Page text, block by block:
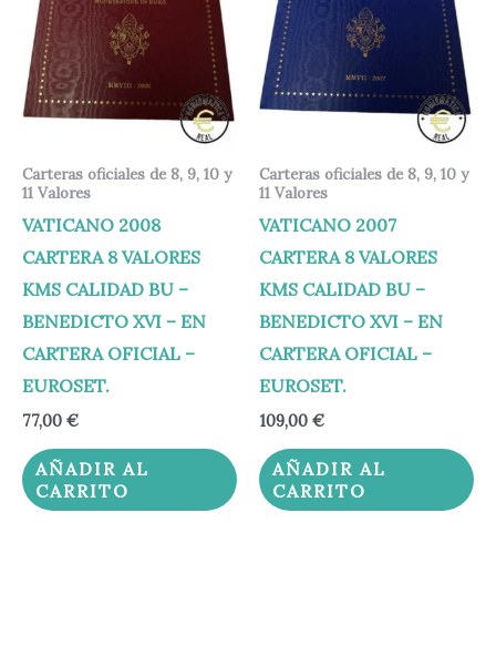
Carteras oficiales de 8, 9, 10 y
11 Valores
VATICANO 2008
CARTERA 8 VALORES
KMS CALIDAD BU –
BENEDICTO XVI – EN
CARTERA OFICIAL –
EUROSET.
77,00 €
AÑADIR AL
CARRITO
Carteras oficiales de 8, 9, 10 y
11 Valores
VATICANO 2007
CARTERA 8 VALORES
KMS CALIDAD BU –
BENEDICTO XVI – EN
CARTERA OFICIAL –
EUROSET.
109,00 €
AÑADIR AL
CARRITO